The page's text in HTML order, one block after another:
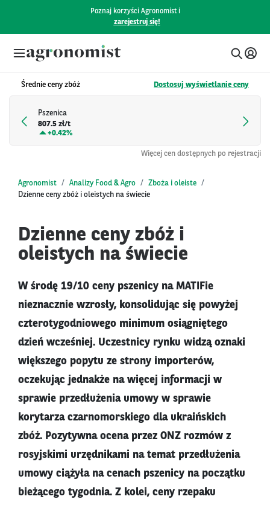
Poznaj korzyści Agronomist i
zarejestruj się!
Średnie ceny zbóż Dostosuj wyświetlanie ceny
Pszenica
807.5 zł/t
+0.42%
Więcej cen dostępnych po rejestracji
Agronomist Analizy Food & Agro
Zboża i oleiste
Dzienne ceny zbóż i oleistych na świecie
Dzienne ceny zbóż i
oleistych na świecie
W środę 19/10 ceny pszenicy na MATIFie
nieznacznie wzrosły, konsolidując się powyżej
czterotygodniowego minimum osiągniętego
dzień wcześniej. Uczestnicy rynku widzą oznaki
większego popytu ze strony importerów,
oczekując jednakże na więcej informacji w
sprawie przedłużenia umowy w sprawie
korytarza czarnomorskiego dla ukraińskich
zbóż. Pozytywna ocena przez ONZ rozmów z
rosyjskimi urzędnikami na temat przedłużenia
umowy ciążyła na cenach pszenicy na początku
bieżącego tygodnia. Z kolei, ceny rzepaku